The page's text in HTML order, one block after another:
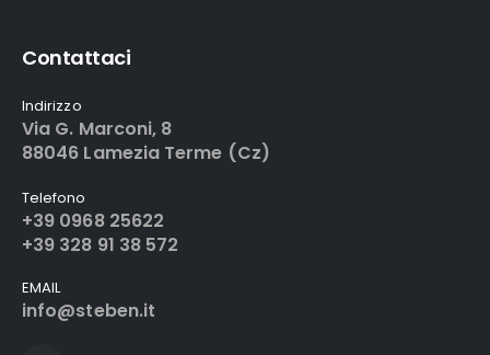
Contattaci
Indirizzo
Via G. Marconi, 8
88046 Lamezia Terme (Cz)
Telefono
+39 0968 25622
+39 328 91 38 572
EMAIL
info@steben.it